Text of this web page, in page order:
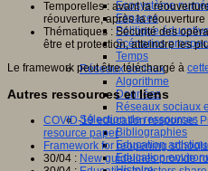
Ecosystème
Espaces
Politique
Scénarios
Temps
Réseaux sociaux
Algorithme
Données
Réseaux sociaux
Sélection de ressources
Bibliographies
Education
Education
Temporelles : avant la
réouverture, après la réouverture
Thématiques : Sécurité des
être et protection, atteindre les
Le framework peut être téléchargé à
Autres ressources et liens
COVID-19 education response:
resource paper
Framework for reopening schools
30/04 : New guidelines provide